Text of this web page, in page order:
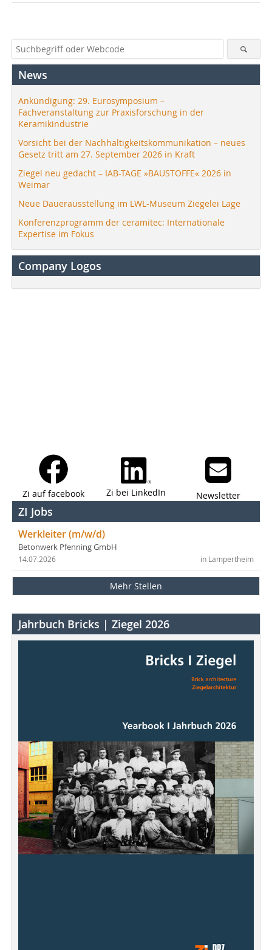
News
Ankündigung: 29. Eurosymposium –
Fachveranstaltung zur Praxisforschung in der
Keramikindustrie
Vorsicht bei der Nachhaltigkeitskommunikation – neues
Gesetz tritt am 27. September 2026 in Kraft
Ziegel neu gedacht – IAB-TAGE »BAUSTOFFE« 2026 in
Weimar
Neue Dauerausstellung im LWL-Museum Ziegelei Lage
Konferenzprogramm der ceramitec: Internationale
Expertise im Fokus
Company Logos
Zi auf facebook Zi bei LinkedIn Newsletter
ZI Jobs
Werkleiter (m/w/d)
Betonwerk Pfenning GmbH
in Lampertheim
14.07.2026
Mehr Stellen
Jahrbuch Bricks | Ziegel 2026